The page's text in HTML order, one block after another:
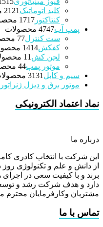
کلید اتوماتیک
21 21 محصولات
کنتاکتور
1717 محصولات
پمپ آب
4747 محصولات
ست کنترل 77 محصولات
کفکش
1414 محصولات
لجن کش
1 1 محصولات
موتور پمپ 44 محصولات
سیم و کابل
3131 محصولات
موتور برق و دیزل ژنراتور
نماد اعتماد الکترونیکی
درباره ما
این شرکت با انتخاب کادری
از دانش و علم و تکنولوژی روز
برند و با کیفیت سعی در اجرای
دارد و هدف شرکت رشد و
مشتریان وکارفرمایان محترم
تماس با ما